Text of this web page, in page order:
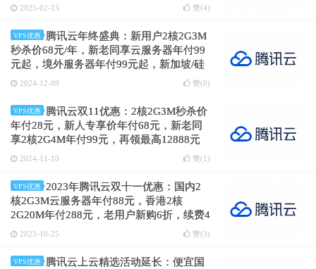
2025-02-13 赞(4)
VPS优惠
腾讯云年终盛典：新用户2核2G3M
秒杀价68元/年，新老同享云服务器年付99
元起，境外服务器年付99元起，新加坡/硅
谷/法兰克福/东京/首尔机房
2024-12-09 赞(0)
VPS优惠
腾讯云双11优惠：2核2G3M秒杀价
年付28元，新人专享价年付68元，新老同
享2核2G4M年付99元，再领最高12888元
续费/升级代金券
2024-11-10 赞(1 )
VPS优惠
2023年腾讯云双十一优惠：国内2
核2G3M云服务器年付88元，香港2核
2G20M年付288元，老用户新购6折，续费4
折2023-10-25 赞(3)
VPS优惠
腾讯云上云精选活动延长：便宜国